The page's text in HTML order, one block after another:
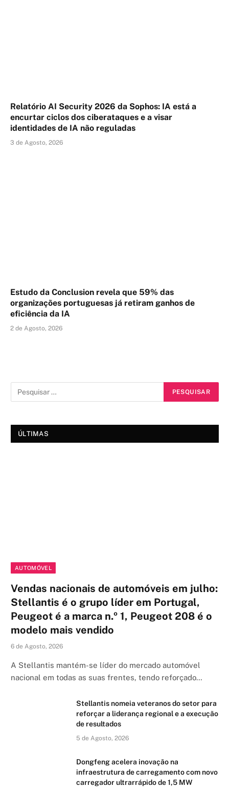
Relatório AI Security 2026 da Sophos: IA está a
encurtar ciclos dos ciberataques e a visar
identidades de IA não reguladas
3 de Agosto, 2026
Estudo da Conclusion revela que 59% das
organizações portuguesas já retiram ganhos de
eficiência da IA
2 de Agosto, 2026
ÚLTIMAS
AUTOMÓVEL
Vendas nacionais de automóveis em julho:
Stellantis é o grupo líder em Portugal,
Peugeot é a marca n.º 1, Peugeot 208 é o
modelo mais vendido
6 de Agosto, 2026
A Stellantis mantém-se líder do mercado automóvel
nacional em todas as suas frentes, tendo reforçado…
Stellantis nomeia veteranos do setor para
reforçar a liderança regional e a execução
de resultados
5 de Agosto, 2026
Dongfeng acelera inovação na
infraestrutura de carregamento com novo
carregador ultrarrápido de 1,5 MW